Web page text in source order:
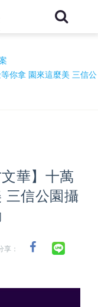
你拿 園來這麼美 三信公
華】十萬
三信公園攝
享：